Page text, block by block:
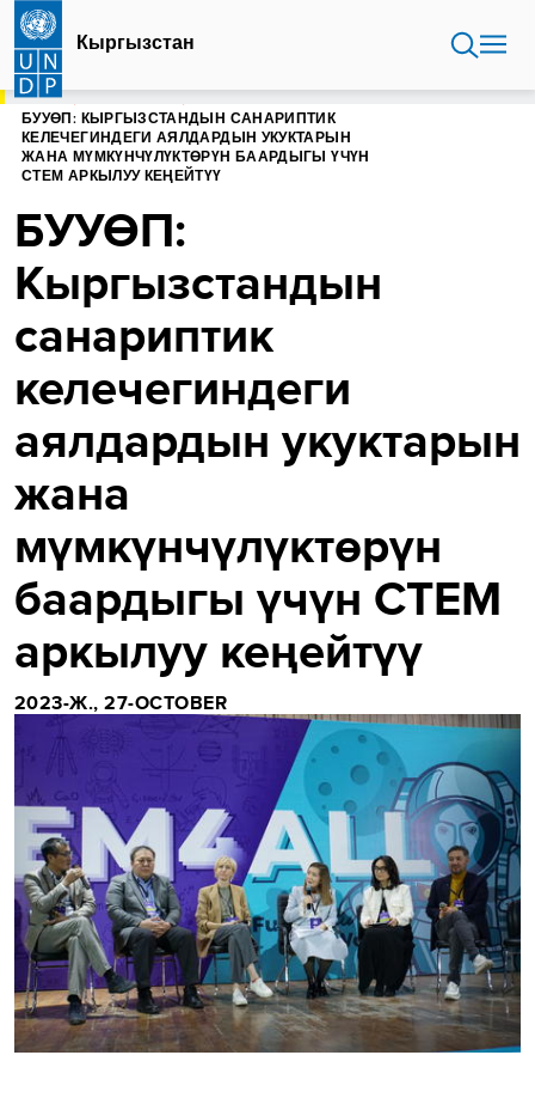
Skip
main
content
Кыргызстан
HOME
БУУӨП: КЫРГЫЗСТАНДЫН САНАРИПТИК
КЕЛЕЧЕГИНДЕГИ АЯЛДАРДЫН УКУКТАРЫН
ЖАНА МҮМКҮНЧҮЛҮКТӨРҮН БААРДЫГЫ ҮЧҮН
СТЕМ АРКЫЛУУ КЕҢЕЙТҮҮ
БУУӨП:
Кыргызстандын
санариптик
келечегиндеги
аялдардын укуктарын
жана
мүмкүнчүлүктөрүн
баардыгы үчүн СТЕМ
аркылуу кеңейтүү
2023-Ж., 27-OCTOBER